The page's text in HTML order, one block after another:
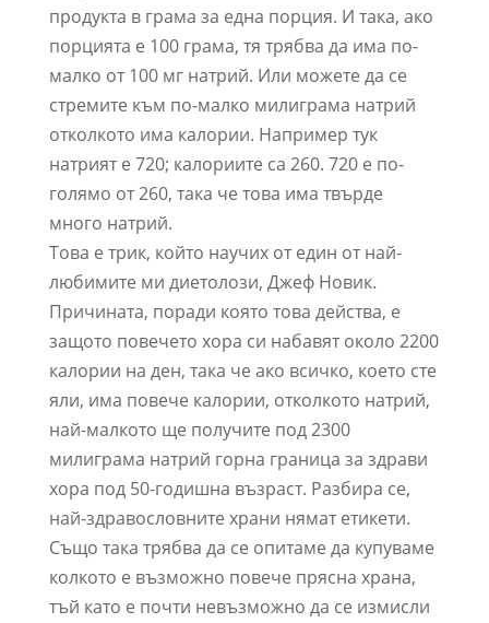
продукта в грама за една порция. И така, ако
порцията е 100 грама, тя трябва да има по-
малко от 100 мг натрий. Или можете да се
стремите към по-малко милиграма натрий
отколкото има калории. Например тук
натрият е 720; калориите са 260. 720 е по-
голямо от 260, така че това има твърде
много натрий.
Това е трик, който научих от един от най-
любимите ми диетолози, Джеф Новик.
Причината, поради която това действа, е
защото повечето хора си набавят около 2200
калории на ден, така че ако всичко, което сте
яли, има повече калории, отколкото натрий,
най-малкото ще получите под 2300
милиграма натрий горна граница за здрави
хора под 50-годишна възраст. Разбира се,
най-здравословните храни нямат етикети.
Също така трябва да се опитаме да купуваме
колкото е възможно повече прясна храна,
тъй като е почти невъзможно да се измисли